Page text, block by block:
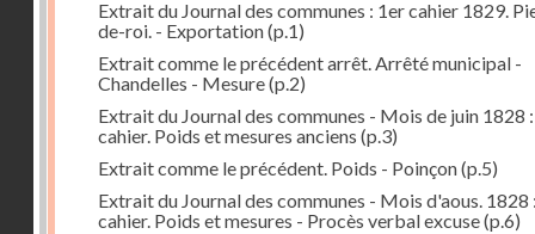
Extrait du Journal des communes : 1er cahier 1829.
de-roi. - Exportation(p.1)
Extrait comme le précédent arrêt. Arrêté municipal -
Chandelles - Mesure(p.2)
Extrait du Journal des communes - Mois de juin 1828
cahier. Poids et mesures anciens (p.3)
Extrait comme le précédent. Poids - Poinçon(p.5)
Extrait du Journal des communes - Mois d'aous. 1828
cahier. Poids et mesures - Procès verbal excuse(p.6)